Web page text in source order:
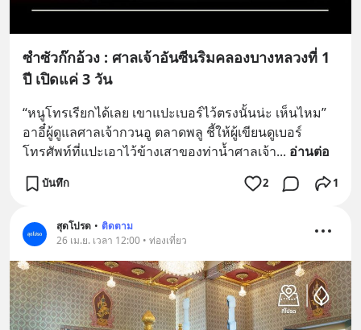
ซำซัวก๊กอ้วง : ศาลเจ้าอันซีนริมคลองบางหลวงที่ 1
ปี เปิดแค่ 3 วัน
“หนูโทรเรียกได้เลย เขาแปะเบอร์ไว้ตรงนั้นน่ะ เห็นไหม”
อาอี๋ผู้ดูแลศาลเจ้ากวนอู ตลาดพลู ชี้ให้ผู้เขียนดูเบอร์
โทรศัพท์ที่แปะเอาไว้ข้างเสาของท่าน้ำศาลเจ้า... อ่านต่อ
บันทึก 2 1
สุดโปรด • ติดตาม
26 เม.ย. เวลา 12:00 • ท่องเที่ยว